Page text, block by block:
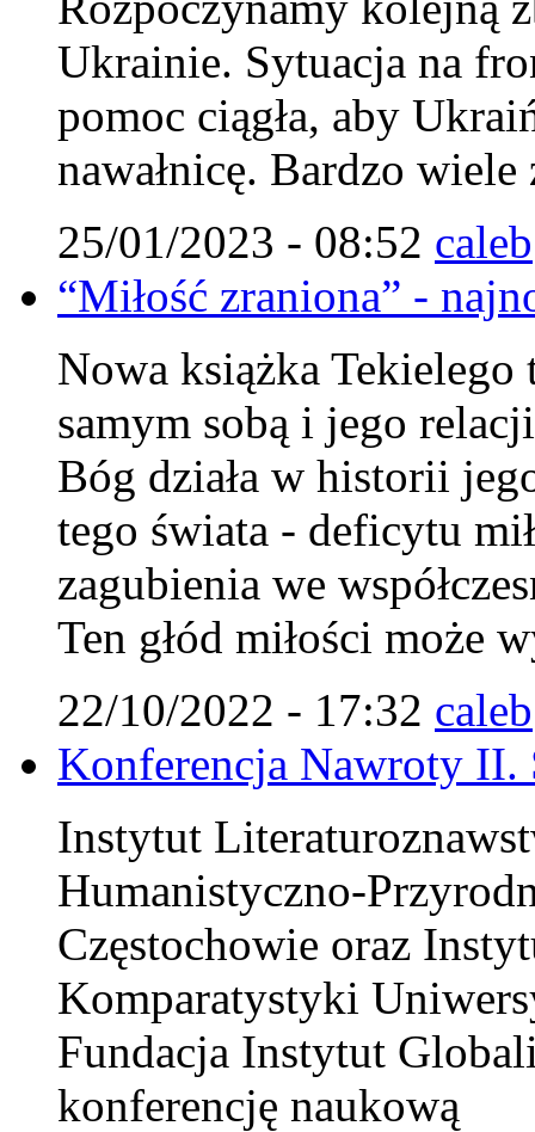
Ukrainie. Sytuacja na
pomoc ciągła, aby
nawałnicę. Bardzo
25/01/2023 - 08:52 caleb
“Miłość zraniona” -
Nowa książka Tekielego
samym sobą i jego
Bóg działa w historii
tego świata - deficytu
zagubienia we
Ten głód miłości może
22/10/2022 - 17:32 caleb
Konferencja Nawroty II.
Instytut
Humanistyczno-
Częstochowie oraz
Komparatystyki
Fundacja Instytut
konferencję naukową